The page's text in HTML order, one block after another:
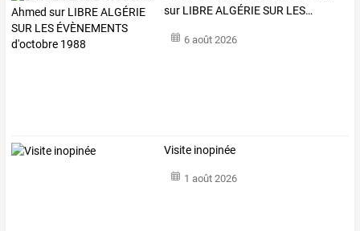
sur LIBREALGÉRIESUR LES…
6 août 2026
Visite inopinée
1 août 2026